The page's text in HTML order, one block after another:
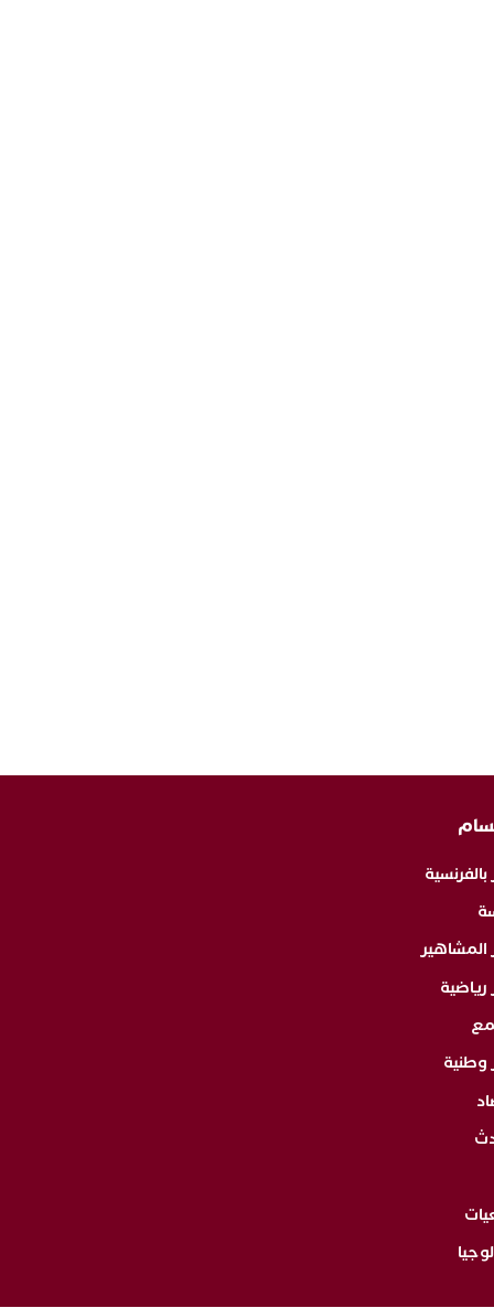
بالفرنسية
المشاهير
رياضية
وطنية